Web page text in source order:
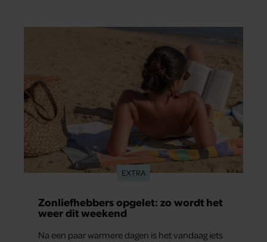
EXTRA
Zonliefhebbers opgelet: zo wordt het
weer dit weekend
Na een paar warmere dagen is het vandaag iets